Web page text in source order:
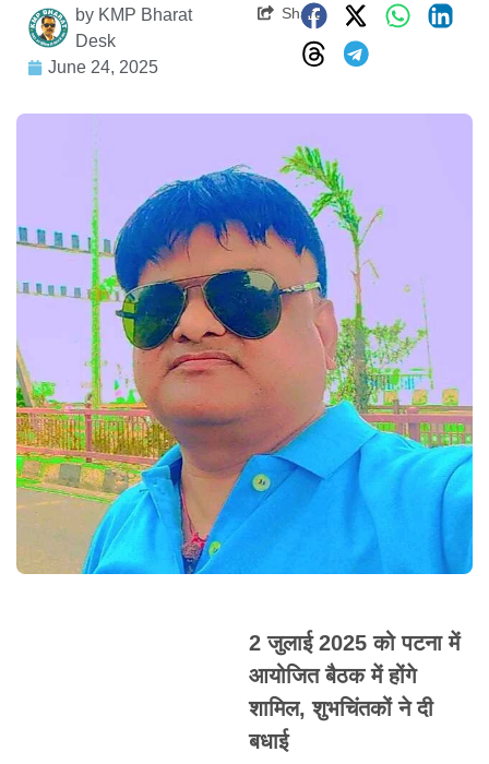
by KMP Bharat
Desk
June 24, 2025
Share
2 जुलाई 2025 को पटना में
आयोजित बैठक में होंगे
शामिल, शुभचिंतकों ने दी
बधाई